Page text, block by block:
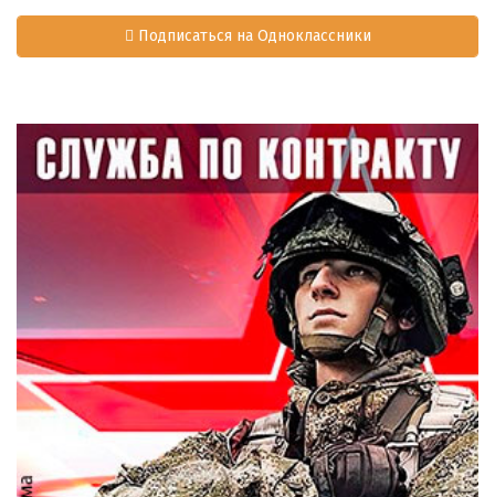
Подписаться на Одноклассники